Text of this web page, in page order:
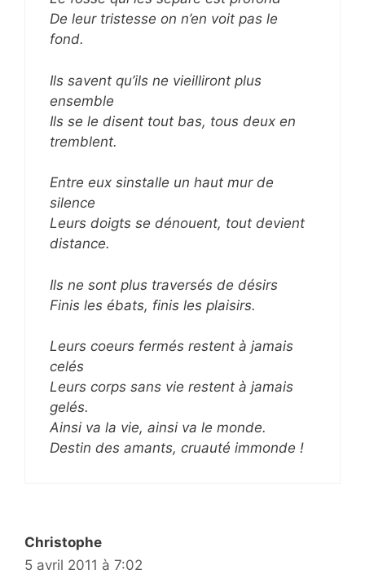
De leur tristesse on n’en voit pas le
fond.
Ils savent qu’ils ne vieilliront plus
ensemble
Ils se le disent tout bas, tous deux en
tremblent.
Entre eux sinstalle un haut mur de
silence
Leurs doigts se dénouent, tout devient
distance.
Ils ne sont plus traversés de désirs
Finis les ébats, finis les plaisirs.
Leurs coeurs fermés restent à jamais
celés
Leurs corps sans vie restent à jamais
gelés.
Ainsi va la vie, ainsi va le monde.
Destin des amants, cruauté immonde !
Christophe
5 avril 2011 à 7:02